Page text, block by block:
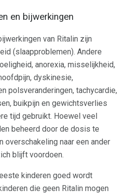
en bijwerkingen
van Ritalin zijn
(slaapproblemen). Andere
anorexia, misselijkheid,
dyskinesie,
polsveranderingen, tachycardie,
buikpijn en gewichtsverlies
tijd gebruikt. Hoewel veel
beheerd door de dosis te
overschakeling naar een ander
blijft voordoen.
kinderen goed wordt
die geen Ritalin mogen